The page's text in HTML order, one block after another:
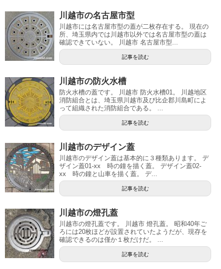
川越市の名古屋市型
川越市には名古屋市型の蓋が二枚存在する。 現在の
所、埼玉県内では川越市以外では名古屋市型の蓋は
確認できていない。 川越市 名古屋市型...
記事を読む
川越市の防火水槽
防火水槽の蓋です。 川越市 防火水槽01。 川越地区
消防組合とは、埼玉県川越市及び比企郡川島町によ
って組織された消防組合である。 ...
記事を読む
川越市のデザイン蓋
川越市のデザイン蓋は基本的に３種類あります。 デ
ザイン蓋01-xx 時の鐘を描く蓋。 デザイン蓋02-
xx 時の鐘と山車を描く蓋。 デ...
記事を読む
川越市の燈孔蓋
川越市の燈孔蓋です。 川越市 燈孔蓋。 昭和40年ご
ろには20枚ほどが設置されていたようだが、現存を
確認できるのは僅か１枚だけだ。 ...
記事を読む